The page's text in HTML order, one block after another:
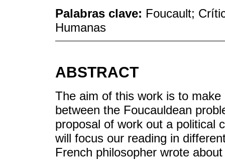
Palabras clave: Foucault;
Humanas
ABSTRACT
The aim of this work is to
between the Foucauldean
proposal of work out a political
will focus our reading in
French philosopher wrote